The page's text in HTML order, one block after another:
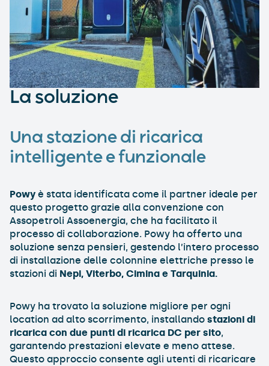
La soluzione
Una stazione di ricarica
intelligente e funzionale
Powy è stata identificata come il partner ideale per
questo progetto grazie alla convenzione con
Assopetroli Assoenergia, che ha facilitato il
processo di collaborazione. Powy ha offerto una
soluzione senza pensieri, gestendo l’intero processo
di installazione delle colonnine elettriche presso le
stazioni di Nepi, Viterbo, Cimina e Tarquinia.
Powy ha trovato la soluzione migliore per ogni
location ad alto scorrimento, installando stazioni di
ricarica con due punti di ricarica DC per sito,
garantendo prestazioni elevate e meno attese.
Questo approccio consente agli utenti di ricaricare